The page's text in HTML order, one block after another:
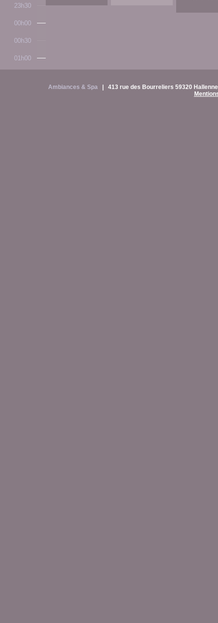
23h30
00h00
00h30
01h00
Ambiances & Spa
413 rue des Bourreliers 59320